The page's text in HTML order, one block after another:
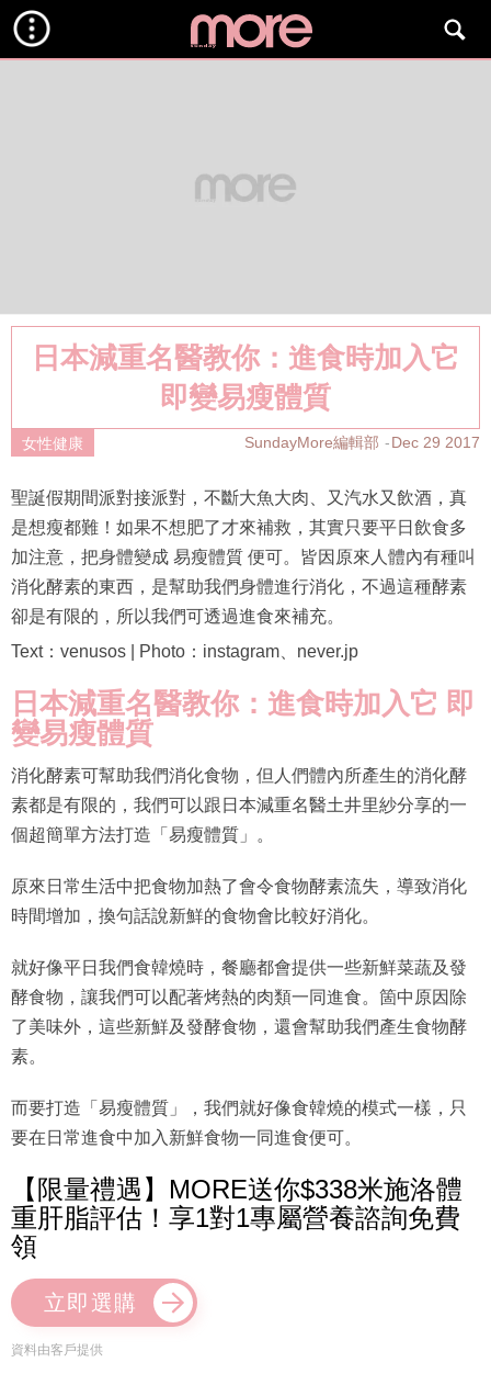
日本減重名醫教你：進食時加入它
即變易瘦體質
女性健康 SundayMore編輯部 Dec 29 2017
聖誕假期間派對接派對，不斷大魚大肉、又汽水又飲酒，真
是想瘦都難！如果不想肥了才來補救，其實只要平日飲食多
加注意，把身體變成 易瘦體質 便可。皆因原來人體內有種叫
消化酵素的東西，是幫助我們身體進行消化，不過這種酵素
卻是有限的，所以我們可透過進食來補充。
Text：venusos | Photo：instagram、never.jp
日本減重名醫教你：進食時加入它 即
變易瘦體質
消化酵素可幫助我們消化食物，但人們體內所產生的消化酵
素都是有限的，我們可以跟日本減重名醫土井里紗分享的一
個超簡單方法打造「易瘦體質」。
原來日常生活中把食物加熱了會令食物酵素流失，導致消化
時間增加，換句話說新鮮的食物會比較好消化。
就好像平日我們食韓燒時，餐廳都會提供一些新鮮菜蔬及發
酵食物，讓我們可以配著烤熱的肉類一同進食。箇中原因除
了美味外，這些新鮮及發酵食物，還會幫助我們產生食物酵
素。
而要打造「易瘦體質」，我們就好像食韓燒的模式一樣，只
要在日常進食中加入新鮮食物一同進食便可。
【限量禮遇】MORE送你$338米施洛體
重肝脂評估！享1對1專屬營養諮詢免費
領
立即選購
資料由客戶提供